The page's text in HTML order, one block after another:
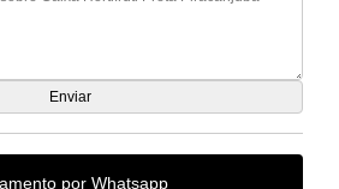
por Whatsapp